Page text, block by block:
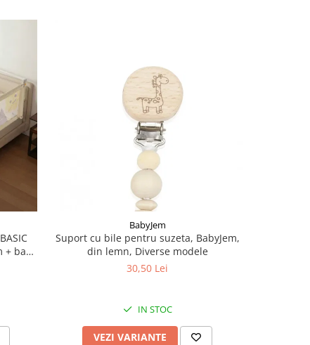
+ bara
BabyJem
Suport cu bile pentru suzeta, BabyJem,
din lemn, Diverse modele
30,50 Lei
IN STOC
VEZI VARIANTE